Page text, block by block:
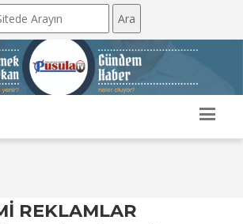
REKLAMLAR